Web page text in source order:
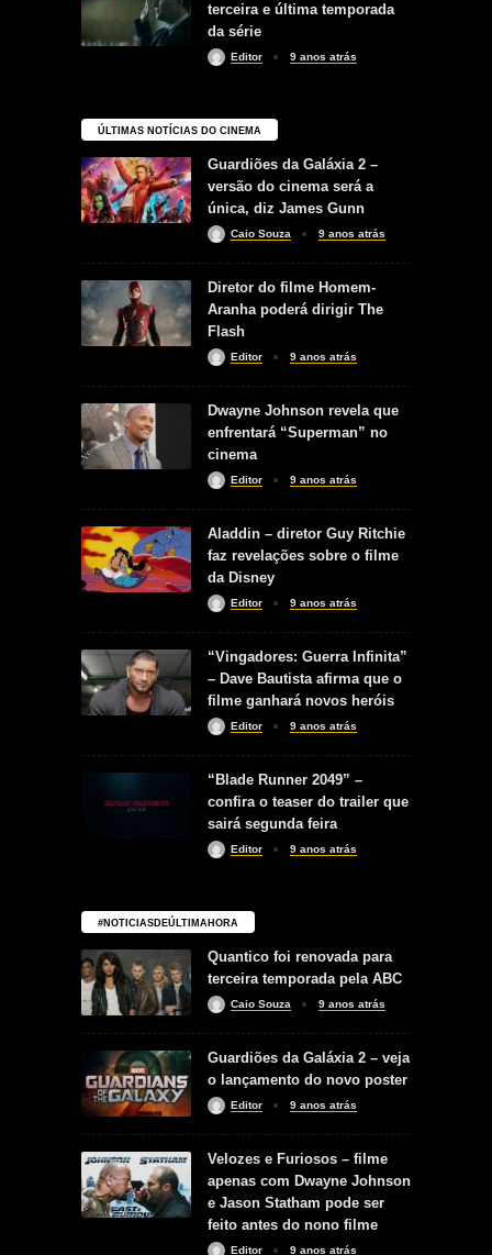
terceira e última temporada
da série
Editor 9 anos atrás
ÚLTIMAS NOTÍCIAS DO CINEMA
Guardiões da Galáxia 2 –
versão do cinema será a
única, diz James Gunn
Caio Souza 9 anos atrás
Diretor do filme Homem-
Aranha poderá dirigir The
Flash
Editor 9 anos atrás
Dwayne Johnson revela que
enfrentará “Superman” no
cinema
Editor 9 anos atrás
Aladdin – diretor Guy Ritchie
faz revelações sobre o filme
da Disney
Editor 9 anos atrás
“Vingadores: Guerra Infinita”
– Dave Bautista afirma que o
filme ganhará novos heróis
Editor 9 anos atrás
“Blade Runner 2049” –
confira o teaser do trailer que
sairá segunda feira
Editor 9 anos atrás
#NOTICIASDEÚLTIMAHORA
Quantico foi renovada para
terceira temporada pela ABC
Caio Souza 9 anos atrás
Guardiões da Galáxia 2 – veja
o lançamento do novo poster
Editor 9 anos atrás
Velozes e Furiosos – filme
apenas com Dwayne Johnson
e Jason Statham pode ser
feito antes do nono filme
Editor 9 anos atrás